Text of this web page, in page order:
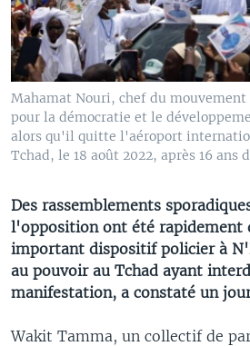
Mahamat Nouri, chef du
pour la démocratie et le
alors qu'il quitte l'aéroport
Tchad, le 18 août 2022, après 16 ans
Des rassemblements
l'opposition ont été rapidement
important dispositif policier à
au pouvoir au Tchad ayant
manifestation, a constaté un
Wakit Tamma, un collectif de